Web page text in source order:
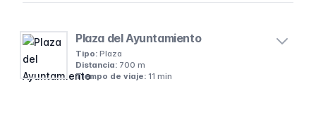
Plaza del Ayuntamiento
Tipo: Plaza
Distancia: 700 m
Tiempo de viaje: 11 min